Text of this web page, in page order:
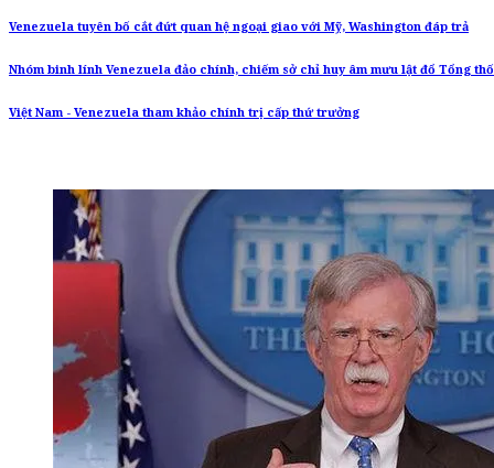
Venezuela tuyên bố cắt đứt quan hệ ngoại giao với Mỹ, Washington đáp trả
Nhóm binh lính Venezuela đảo chính, chiếm sở chỉ huy âm mưu lật đổ Tổng
Việt Nam - Venezuela tham khảo chính trị cấp thứ trưởng